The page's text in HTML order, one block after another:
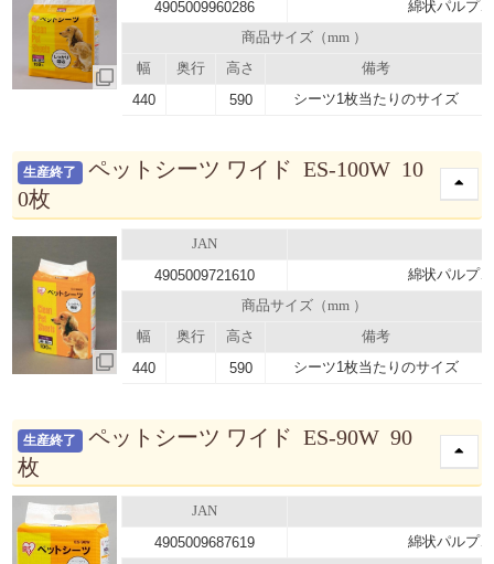
4905009960286 綿状パルプ
商品サイズ（mm ）
幅
奥行 高さ 備考
440 590 シーツ1枚当たりのサイズ
生産終了
ペットシーツ ワイド ES-100W 10
0枚
JAN
4905009721610 綿状パルプ
商品サイズ（mm ）
幅
奥行 高さ 備考
440 590 シーツ1枚当たりのサイズ
生産終了
ペットシーツ ワイド ES-90W 90
枚
JAN
4905009687619 綿状パルプ